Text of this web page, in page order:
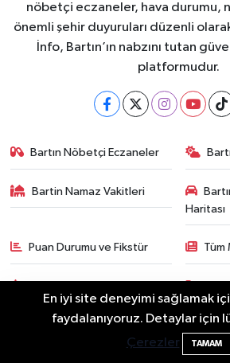
nöbetçi eczaneler, hava durumu,
önemli şehir duyuruları düzenli
İnfo, Bartın’ın nabzını tutan
platformudur.
Bartın Nöbetçi Eczaneler
Bartin Namaz Vakitleri
Haritası
Puan Durumu ve Fikstür Tüm
En iyi site deneyimi sağlamak
faydalanıyoruz. Detaylar için
Çerezler
TAMAM
2 Buzağı Hediyeli Bal
Ünsal Sahne Alacak